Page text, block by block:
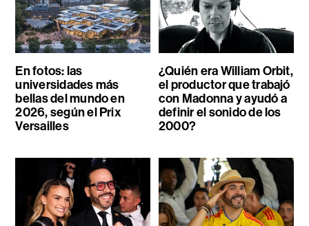
En fotos: las
universidades más
bellas del mundo en
2026, según el Prix
Versailles
¿Quién era William Orbit,
el productor que trabajó
con Madonna y ayudó a
definir el sonido de los
2000?